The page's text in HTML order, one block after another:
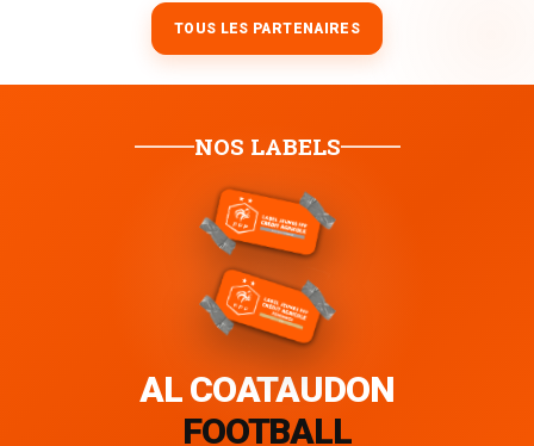
TOUS LES PARTENAIRES
NOS LABELS
AL COATAUDON
FOOTBALL